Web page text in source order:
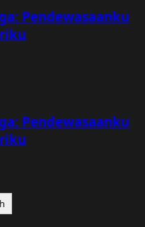
Pendewasaanku
Pendewasaanku